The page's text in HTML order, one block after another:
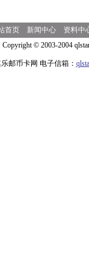
首页
新闻中心
资料中
Copyright © 2003-2004
邮币卡网 电子信箱：